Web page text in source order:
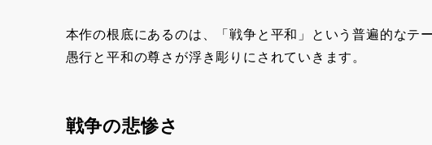
本作の根底にあるのは、「戦争と平和」という普遍的なテ
愚行と平和の尊さが浮き彫りにされていきます。
戦争の悲惨さ